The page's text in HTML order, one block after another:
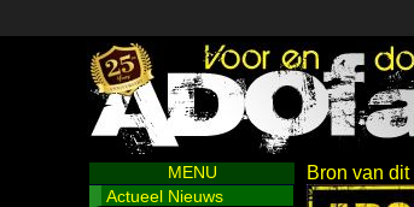
MENU
Actueel Nieuws
Bron van dit